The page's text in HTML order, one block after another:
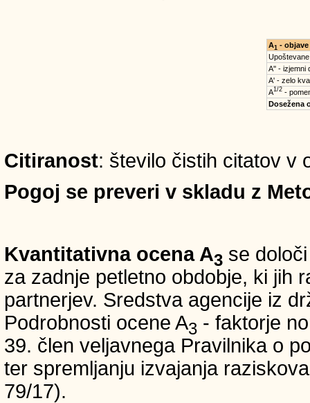
A1 - objave
A'' - izjemni
A' - zelo
A1/2-
Dosežena
Citiranost: število čistih citatov v
Pogoj se preveri v skladu z
Kvantitativna ocena A3 se
za zadnje petletno obdobje, ki jih
partnerjev. Sredstva agencije iz
Podrobnosti ocene A3 - faktorje
39. člen veljavnega Pravilnika o
ter spremljanju izvajanja
79/17).